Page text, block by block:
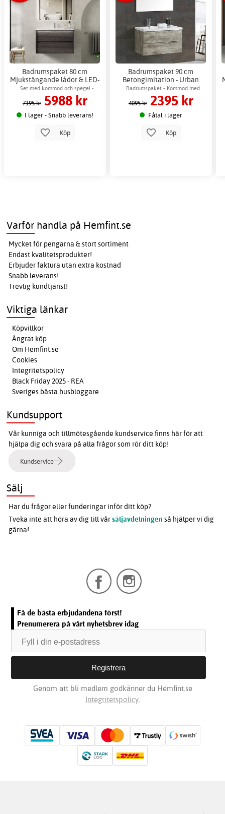
Badrumspaket 80 cm
Mjukstängande lådor & LED-
spegel - Monaco
Set med kommod och spegel -
keramiskt tvättställ & dimbar LED-
spegel med anti-fog.
7195 kr 5988 kr
I lager - Snabb leverans!
Köp
Badrumspaket 90 cm
Betongimitation - Urban
Concrete + 2.00 x
Badrumskrok
Badrumspaket - Kommod med
förvaring & spegel med belysning
4095 kr 2395 kr
Fåtal i lager
Köp
Varför handla på Hemfint.se
Mycket för pengarna & stort sortiment
Endast kvalitetsprodukter!
Erbjuder faktura utan extra kostnad
Snabb leverans!
Trevlig kundtjänst!
Viktiga länkar
Köpvillkor
Ångrat köp
Om Hemfint.se
Cookies
Integritetspolicy
Black Friday 2025 - REA
Sveriges bästa husbloggare
Kundsupport
Vår kunniga och tillmötesgående kundservice finns här för att
hjälpa dig och svara på alla frågor som rör ditt köp!
Kundservice
Sälj
Har du frågor eller funderingar inför ditt köp?
Tveka inte att höra av dig till vårsäljavdelningen så hjälper vi dig
gärna!
Få de bästa erbjudandena först!
Prenumerera på vårt nyhetsbrev idag
Genom att bli medlem godkänner du Hemfint.se
Integritetspolicy.